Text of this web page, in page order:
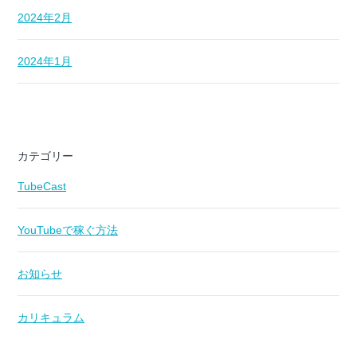
2024年2月
2024年1月
カテゴリー
TubeCast
YouTubeで稼ぐ方法
お知らせ
カリキュラム